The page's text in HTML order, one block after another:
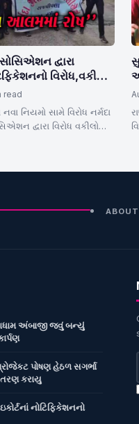
દ્વારા
વિરોધ,વકીલો
read
નિયમો સામે વિરોધ નર્મદા
દ્વારા વિરોધ વકીલોએ
અંબાજી જવું બન્યું
પોષણ હેઠળ સગર્ભા
કરાયુ
નોટિફિકેશનનો